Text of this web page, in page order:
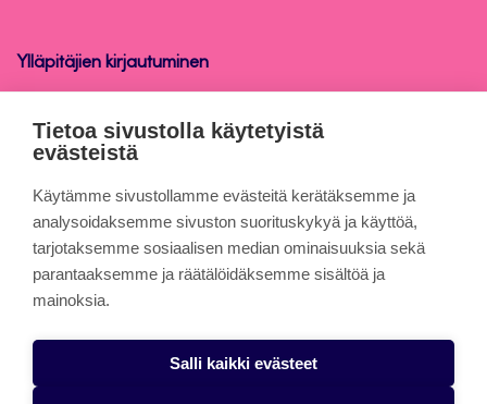
Ylläpitäjien kirjautuminen
Opinnäytetyön raportointiohje
Tietoa sivuista
Evästeet
Saavutettavuusseloste
Tietosuojaseloste
Alasottoilmoitus
Tietoa sivustolla käytetyistä
evästeistä
Käytämme sivustollamme evästeitä kerätäksemme ja
analysoidaksemme sivuston suorituskykyä ja käyttöä,
tarjotaksemme sosiaalisen median ominaisuuksia sekä
parantaaksemme ja räätälöidäksemme sisältöä ja
mainoksia.
Salli kaikki evästeet